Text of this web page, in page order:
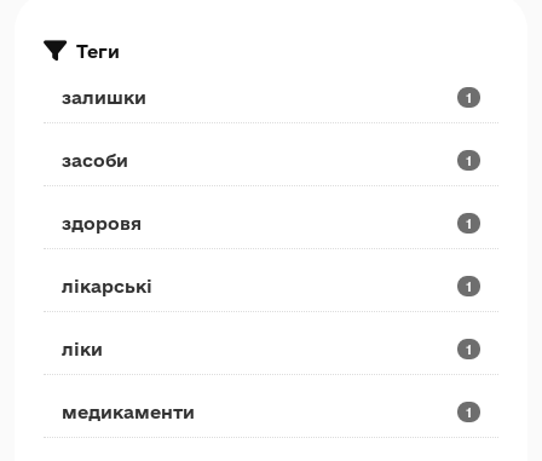
Теги
залишки 1
засоби 1
здоровя 1
лікарські 1
ліки 1
медикаменти 1